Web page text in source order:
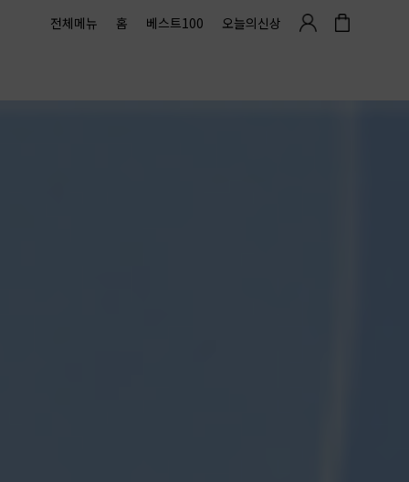
전체메뉴 홈 베스트100 오늘의신상